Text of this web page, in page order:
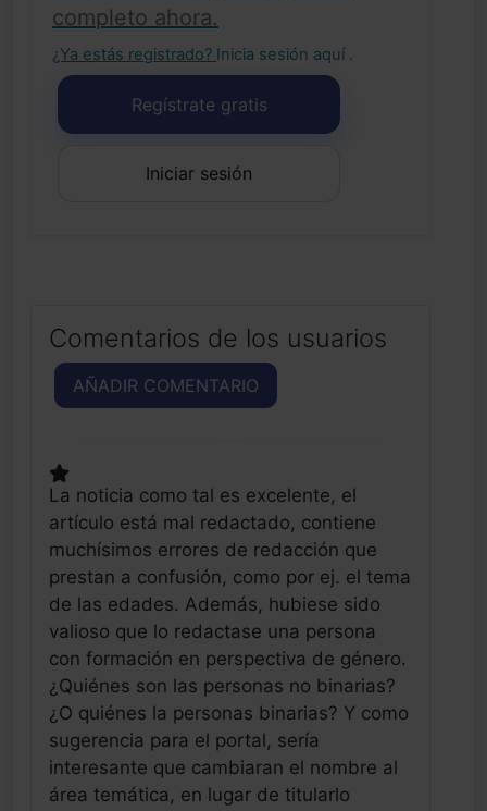
completo ahora.
¿Ya estás registrado? Inicia sesión aquí .
Regístrate gratis
Iniciar sesión
Comentarios de los usuarios
AÑADIR COMENTARIO
La noticia como tal es excelente, el
artículo está mal redactado, contiene
muchísimos errores de redacción que
prestan a confusión, como por ej. el tema
de las edades. Además, hubiese sido
valioso que lo redactase una persona
con formación en perspectiva de género.
¿Quiénes son las personas no binarias?
¿O quiénes la personas binarias? Y como
sugerencia para el portal, sería
interesante que cambiaran el nombre al
área temática, en lugar de titularlo